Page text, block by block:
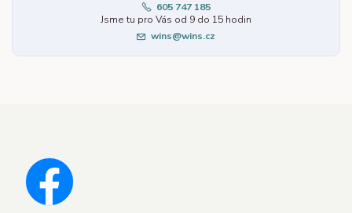
605 747 185
Jsme tu pro Vás od 9 do 15 hodin
wins@wins.cz